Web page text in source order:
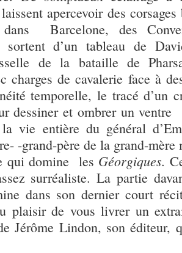
apercevoir des
dans Barcelone, des
d’un tableau de
de la bataille de
charges de cavalerie face à
temporelle, le tracé d’un
dessiner et ombrer un
vie entière du général
-grand-père de la grand-mère
qui domine les Géorgiques.
surréaliste. La partie
dans son dernier court
plaisir de vous livrer un
Jérôme Lindon, son éditeur,